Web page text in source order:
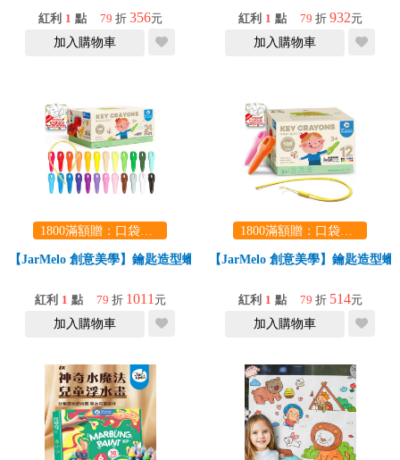
紅利 1 點 79 折 356元
加入購物車
紅利 1 點 79 折 932元
加入購物車
1800滿額贈：口袋玩具一份（隨機出貨） (summer read)
【JarMelo 創意美學】鑰匙造型蠟筆【24色】
紅利 1 點 79 折 1011 元
加入購物車
1800滿額贈：口袋玩具一份（隨機出貨） (summer read)
【JarMelo 創意美學】鑰匙造型蠟
紅利 1 點 79 折 514元
加入購物車